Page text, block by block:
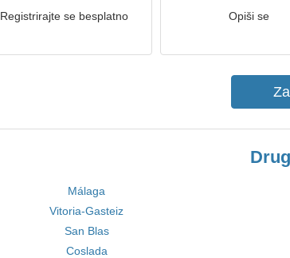
Registrirajte se besplatno Opiši se
Málaga
Vitoria-Gasteiz
San Blas
Coslada